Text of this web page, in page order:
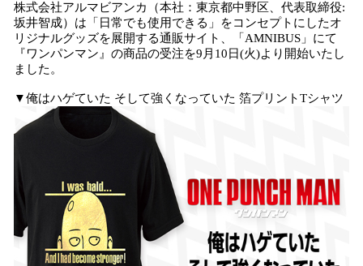
み
込
み
中
す
株式会社アルマビアンカ（本社：東京都中野区、代表取締役:
坂井智成）は「日常でも使用できる」をコンセプトにしたオ
リジナルグッズを展開する通販サイト、「AMNIBUS」にて
『ワンパンマン』の商品の受注を9月10日(火)より開始いたし
ました。
▼俺はハゲていた そして強くなっていた 箔プリントTシャツ